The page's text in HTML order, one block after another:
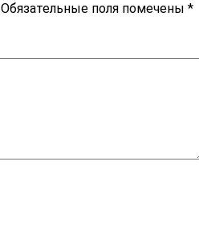
Обязательные поля помечены *